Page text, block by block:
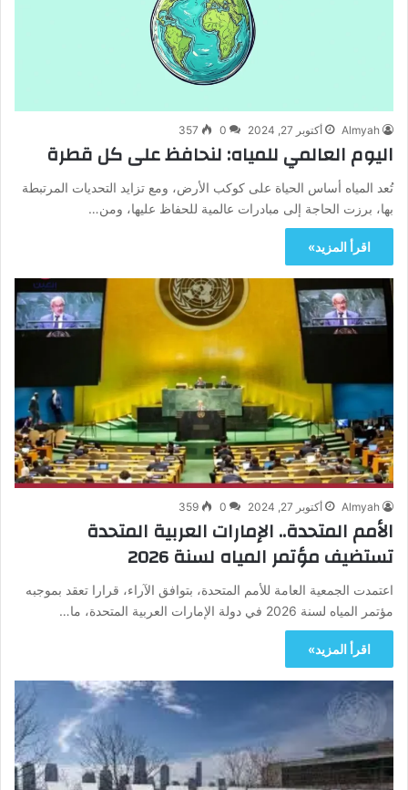
Almyah أكتوبر 27, 2024 0
357
اليوم العالمي للمياه: لنحافظ على كل قطرة
تُعد المياه أساس الحياة على كوكب الأرض، ومع تزايد التحديات المرتبطة
بها، برزت الحاجة إلى مبادرات عالمية للحفاظ عليها، ومن…
اقرأ المزيد»
Almyah أكتوبر 27, 2024 0
359
الأمم المتحدة.. الإمارات العربية المتحدة
تستضيف مؤتمر المياه لسنة 2026
اعتمدت الجمعية العامة للأمم المتحدة، بتوافق الآراء، قرارا تعقد بموجبه
مؤتمر المياه لسنة 2026 في دولة الإمارات العربية المتحدة، ما…
اقرأ المزيد»